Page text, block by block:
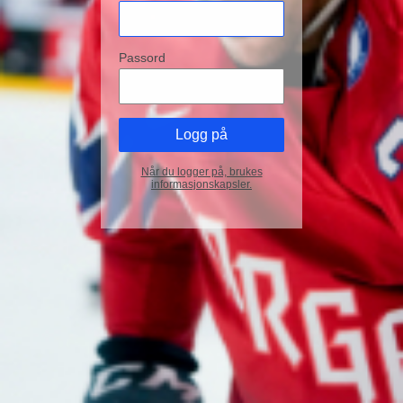
Passord
Når du logger på, brukes
informasjonskapsler.